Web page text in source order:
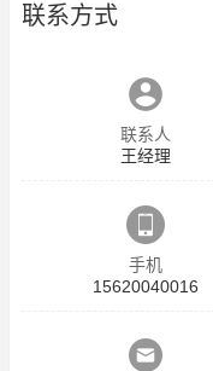
联系方式
联系人
王经理
手机
15620040016